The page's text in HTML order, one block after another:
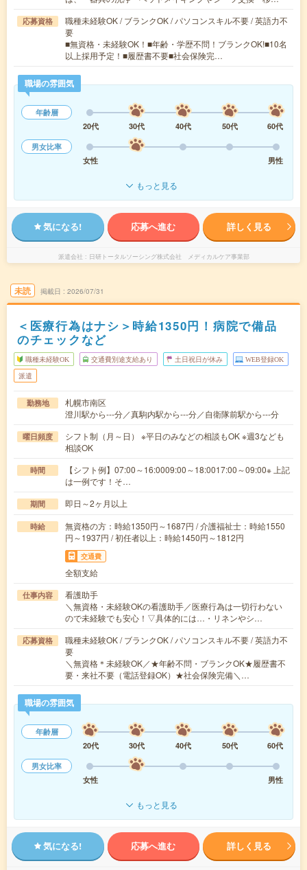
応募資格
職種未経験OK / ブランクOK / パソコンスキル不要 / 英語力不
要
■無資格・未経験OK！■年齢・学歴不問！ブランクOK!■10名
以上採用予定！■履歴書不要■社会保険完…
職場の雰囲気
年齢層
20代
30代 40代 50代
60代
男女比率
女性
男性
もっと見る
気になる! 応募へ進む 詳しく見る
派遣会社 日研トータルソーシング株式会社 メディカルケア事業部
未読 掲載日 2026/07/31
＜医療行為はナシ＞時給1350円！病院で備品
のチェックなど
職種未経験OK 交通費別途支給あり 土日祝日が休み WEB登録OK
派遣
勤務地
札幌市南区
澄川駅から---分／真駒内駅から---分／自衛隊前駅から---分
曜日頻度
シフト制（月～日） ※平日のみなどの相談もOK ※週3なども
相談OK
時間
【シフト例】07:00～16:0009:00～18:0017:00～09:00※ 上記
は一例です！そ…
期間 即日～2ヶ月以上
時給
無資格の方：時給1350円～1687円 / 介護福祉士：時給1550
円～1937円 / 初任者以上：時給1450円～1812円
交通費
全額支給
仕事内容
看護助手
＼無資格・未経験OKの看護助手／医療行為は一切行わない
ので未経験でも安心！▽具体的には…・リネンやシ…
応募資格
職種未経験OK / ブランクOK / パソコンスキル不要 / 英語力不
要
＼無資格＊未経験OK／★年齢不問・ブランクOK★履歴書不
要・来社不要（電話登録OK）★社会保険完備＼…
職場の雰囲気
年齢層
20代
30代 40代 50代
60代
男女比率
女性
男性
もっと見る
気になる! 応募へ進む 詳しく見る